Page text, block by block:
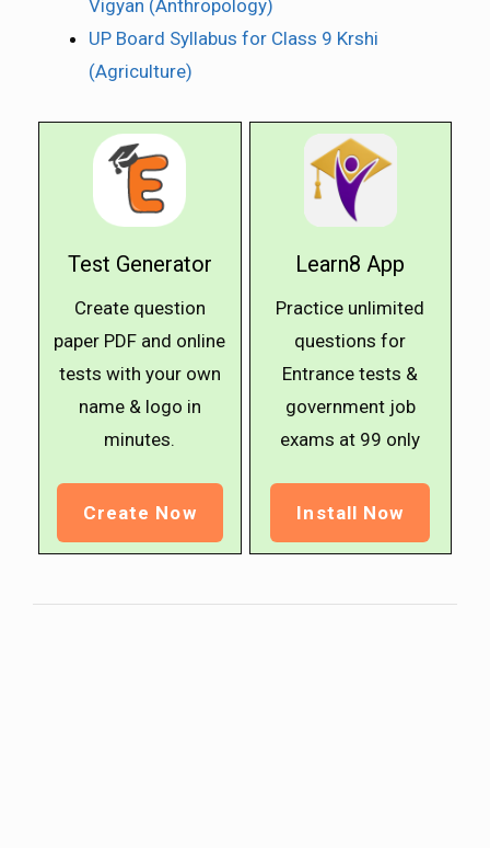
Vigyan (Anthropology)
UP Board Syllabus for Class 9 Krshi
(Agriculture)
Test Generator
Create question
paper PDF and online
tests with your own
name & logo in
minutes.
Create Now
Learn8 App
Practice unlimited
questions for
Entrance tests &
government job
exams at ₹99 only
Install Now